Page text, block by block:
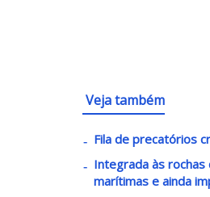
Veja também
Fila de precatórios
Integrada às rochas
marítimas e ainda